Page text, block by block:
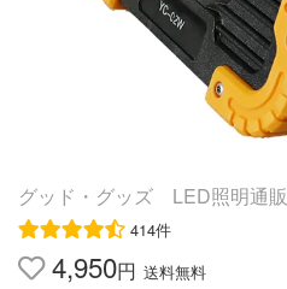
グッド・グッズ LED照明通販
414件
4,950円 送料無料